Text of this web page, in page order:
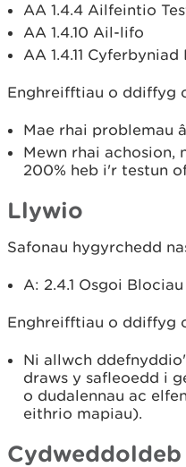
AA 1.4.4 Ailfeintio
AA 1.4.10 Ail-lifo
AA 1.4.11
Enghreifftiau o ddiffyg
Mae rhai problemau
Mewn rhai achosion,
200% heb i'r testun
Llywio
Safonau hygyrchedd
A: 2.4.1 Osgoi Blociau
Enghreifftiau o ddiffyg
Ni allwch
draws y safleoedd i
o dudalennau ac
eithrio mapiau).
Cydweddoldeb